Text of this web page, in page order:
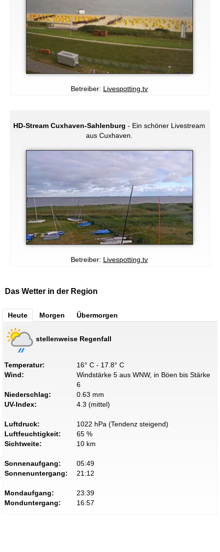
Betreiber: Livespotting.tv
HD-Stream Cuxhaven-Sahlenburg - Ein schöner Livestream
aus Cuxhaven.
Betreiber: Livespotting.tv
Das Wetter in der Region
Heute Morgen Übermorgen
stellenweise Regenfall
Temperatur:
16° C - 17.8° C
Wind:
Windstärke 5 aus WNW, in Böen bis Stärke
6
Niederschlag:
0.63 mm
UV-Index:
4.3 (mittel)
Luftdruck:
1022 hPa (Tendenz steigend)
Luftfeuchtigkeit:
65 %
Sichtweite:
10 km
Sonnenaufgang:
05:49
Sonnenuntergang:
21:12
Mondaufgang:
23:39
Monduntergang:
16:57